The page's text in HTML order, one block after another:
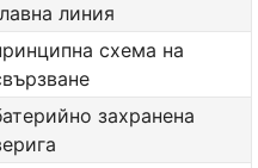
линия
схема на
захранена